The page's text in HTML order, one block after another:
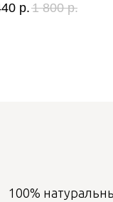
р. 1 800 р.
100%